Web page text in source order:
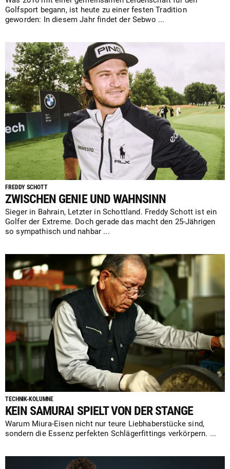
Golfsport begann, ist heute zu einer festen Tradition
geworden: In diesem Jahr findet der Sebwo ...
FREDDY SCHOTT
ZWISCHEN GENIE UND WAHNSINN
Sieger in Bahrain, Letzter in Schottland. Freddy Schott ist ein
Golfer der Extreme. Doch gerade das macht den 25-Jährigen
so sympathisch und nahbar ...
TECHNIK-KOLUMNE
KEIN SAMURAI SPIELT VON DER STANGE
Warum Miura-Eisen nicht nur teure Liebhaberstücke sind,
sondern die Essenz perfekten Schlägerfittings verkörpern. ...